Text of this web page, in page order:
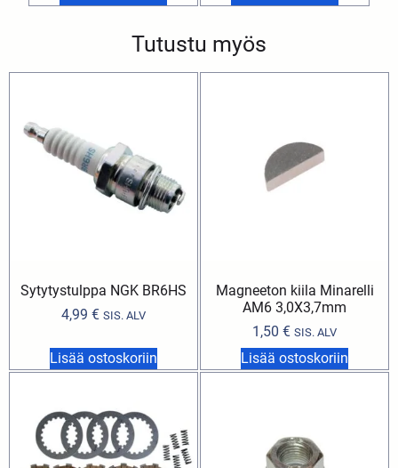
Tutustu myös
Sytytystulppa NGK BR6HS
4,99 € SIS. ALV
Lisää ostoskoriin
Magneeton kiila Minarelli
AM6 3,0X3,7mm
1,50 € SIS. ALV
Lisää ostoskoriin